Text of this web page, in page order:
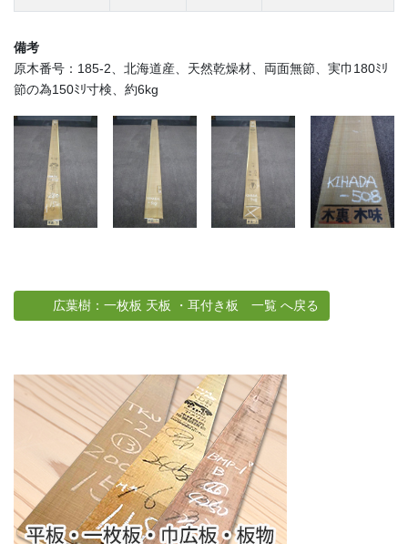
備考
原木番号：185-2、北海道産、天然乾燥材、両面無節、実巾180ﾐﾘ
節の為150ﾐﾘ寸検、約6kg
広葉樹：一枚板 天板 ・耳付き板 一覧 へ戻る